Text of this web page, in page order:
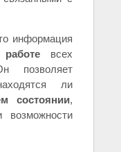
информация
работе всех
позволяет
ли
состоянии,